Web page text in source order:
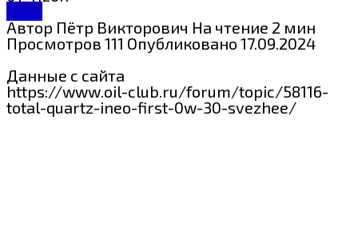
Total
Автор Пётр Викторович На чтение 2 мин
Просмотров 111 Опубликовано 17.09.2024
Данные с сайта
https://www.oil-club.ru/forum/topic/58116-
total-quartz-ineo-first-0w-30-svezhee/